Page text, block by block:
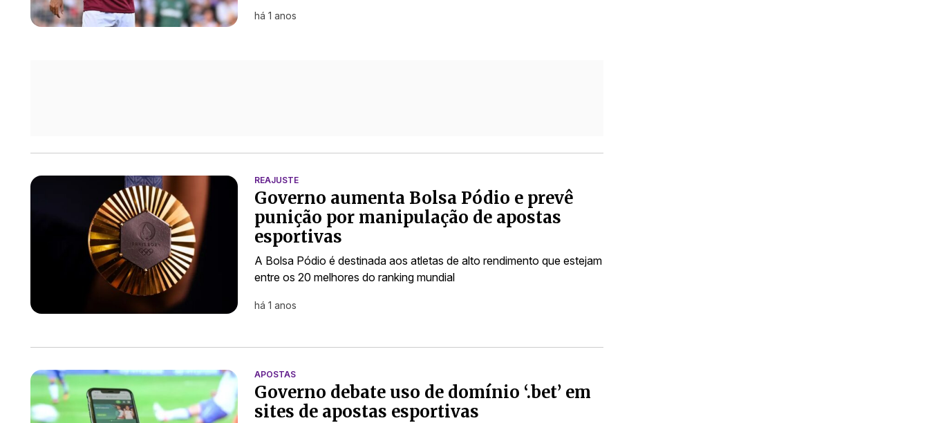
há 1 anos
REAJUSTE
Governo aumenta Bolsa Pódio e prevê
punição por manipulação de apostas
esportivas
A Bolsa Pódio é destinada aos atletas de alto rendimento que estejam
entre os 20 melhores do ranking mundial
há 1 anos
APOSTAS
Governo debate uso de domínio ‘.bet’ em
sites de apostas esportivas